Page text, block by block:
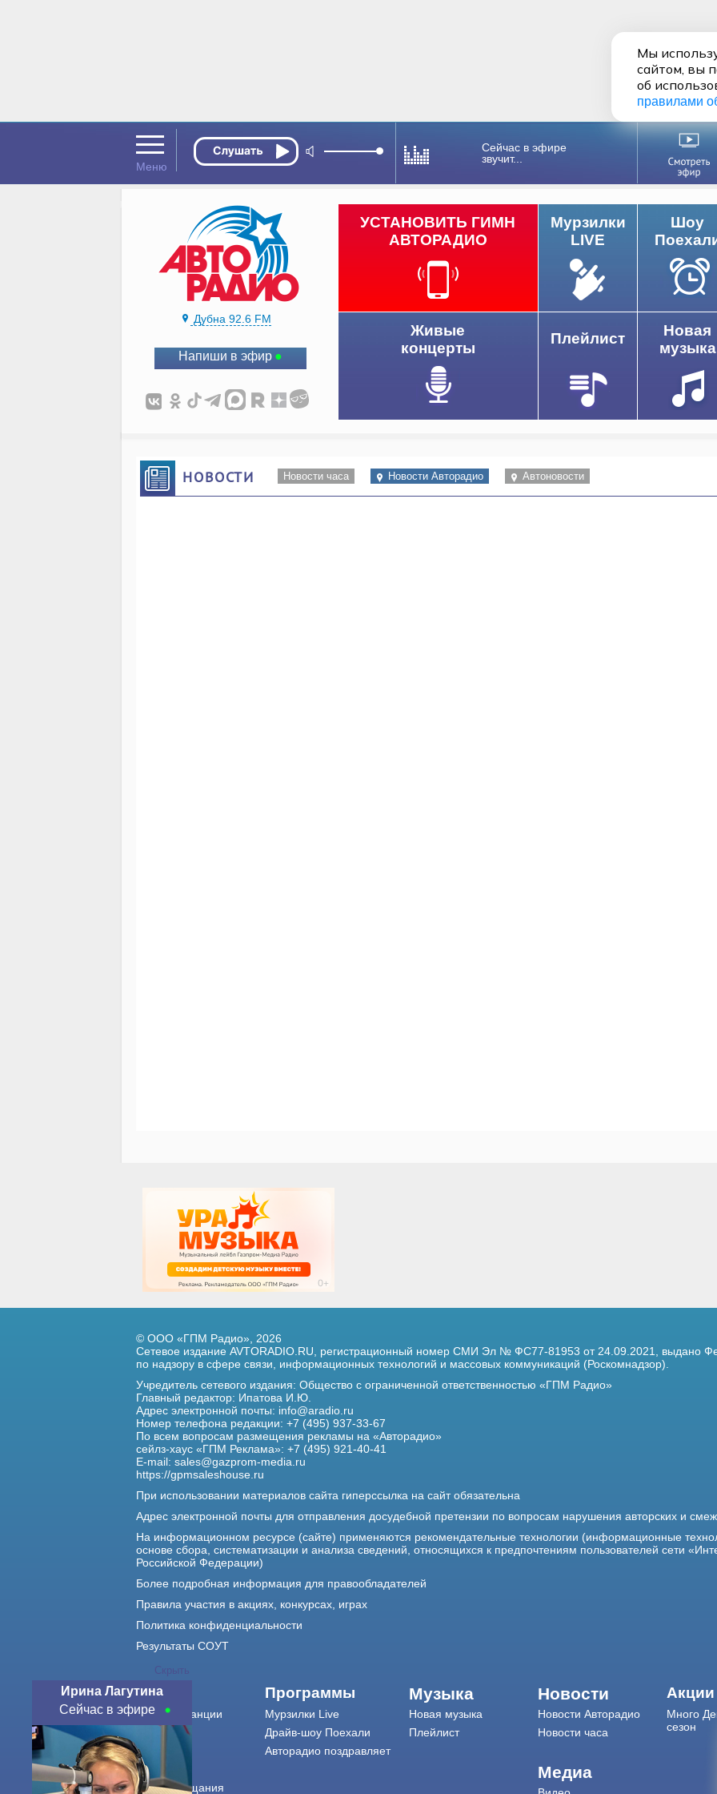
Сейчас в эфире
звучит...
Дубна 92.6 FM
Напиши в эфир
УСТАНОВИТЬ ГИМН
АВТОРАДИО
Мурзилки
LIVE
Шоу
Живые
концерты
Плейлист
Новая
музыка
НОВОСТИ Новости часа Новости Авторадио Автоновости
Скрыть
Ирина Лагутина
Сейчас в эфире
© ООО «ГПМ Радио», 2026
Сетевое издание AVTORADIO.RU, регистрационный номер СМИ Эл № ФС77-81953 от 24.09.2021,
выдано
по надзору в сфере связи,
информационных технологий и массовых коммуникаций (Роскомнадзор).
Учредитель сетевого издания: Общество с ограниченной ответственностью «ГПМ Радио»
Главный редактор: Ипатова И.Ю.
Адрес электронной почты: info@aradio.ru
Номер телефона редакции: +7 (495) 937-33-67
По всем вопросам размещения рекламы на «Авторадио»
сейлз-хаус «ГПМ Реклама»: +7 (495) 921-40-41
E-mail: sales@gazprom-media.ru
https://gpmsaleshouse.ru
При использовании материалов сайта гиперссылка на сайт обязательна
Адрес электронной почты для отправления досудебной претензии по вопросам нарушения авторских и
На информационном ресурсе (сайте) применяются рекомендательные технологии (информационные
основе сбора, систематизации и анализа сведений, относящихся к предпочтениям пользователей сети
Российской Федерации)
Более подробная информация для правообладателей
Правила участия в акциях, конкурсах, играх
Политика конфиденциальности
Результаты СОУТ
О нас
О радиостанции
Команда
Контакты
Реклама
Города вещания
Программы
Мурзилки Live
Драйв-шоу Поехали
Авторадио поздравляет
Музыка
Новая музыка
Плейлист
Новости
Новости Авторадио
Новости часа
Медиа
Много
сезон
Мы
сайтом, вы
об
правилами